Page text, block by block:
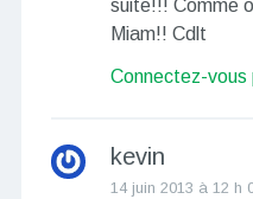
suite!!! Comme
Miam!! Cdlt
Connectez-vous
kevin
14 juin 2013 à 12 h